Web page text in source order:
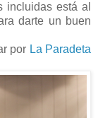
incluidas está al
darte un buen
por La Paradeta